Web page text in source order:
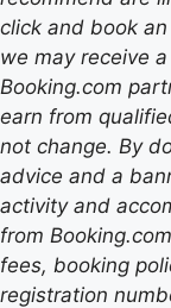
click and book
we may receive
Booking.com
earn from
not change. By
advice and a
activity and
from
fees, booking
registration